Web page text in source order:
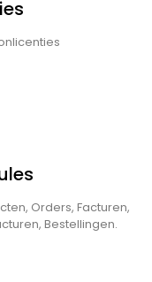
Orders, Facturen,
Bestellingen.